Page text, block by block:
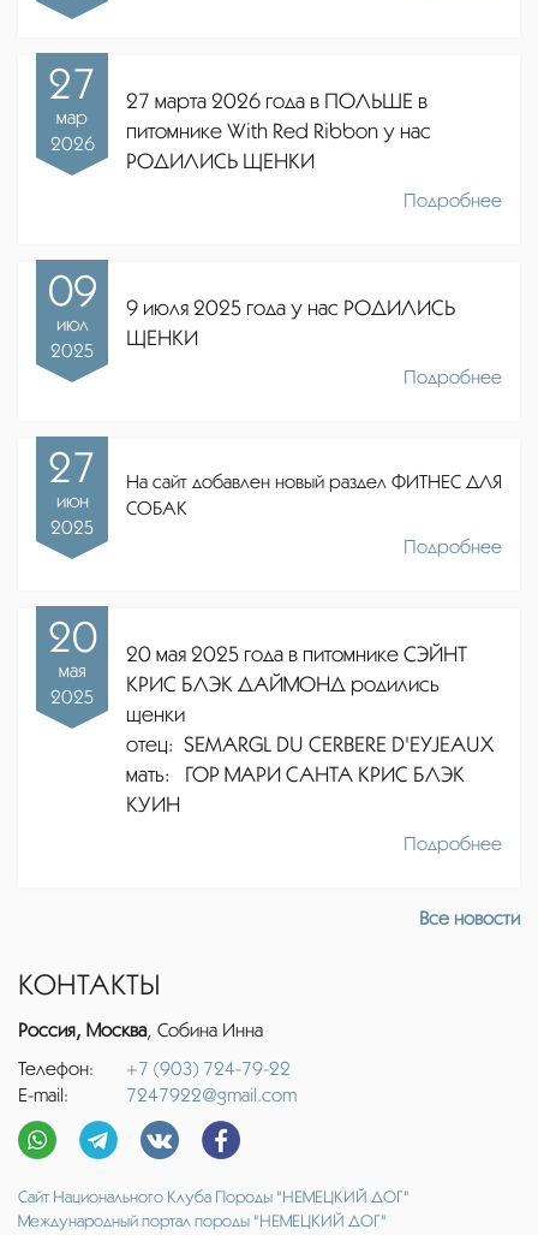
27
мар
2026
27 марта 2026 года в ПОЛЬШЕ в
питомнике With Red Ribbon у нас
РОДИЛИСЬ ЩЕНКИ
Подробнее
09
июл
2025
9 июля 2025 года у нас РОДИЛИСЬ
ЩЕНКИ
Подробнее
27
июн
2025
На сайт добавлен новый раздел ФИТНЕС ДЛЯ
СОБАК
Подробнее
20
мая
2025
20 мая 2025 года в питомнике СЭЙНТ
КРИС БЛЭК ДАЙМОНД родились
щенки
отец: SEMARGL DU CERBERE D'EYJEAUX
мать: ГОР МАРИ САНТА КРИС БЛЭК
КУИН
Подробнее
Все новости
КОНТАКТЫ
Россия, Москва, Собина Инна
Телефон:
+7 (903) 724-79-22
E-mail:
7247922@gmail.com
Сайт Национального Клуба Породы "НЕМЕЦКИЙ ДОГ"
Международный портал породы "НЕМЕЦКИЙ ДОГ"